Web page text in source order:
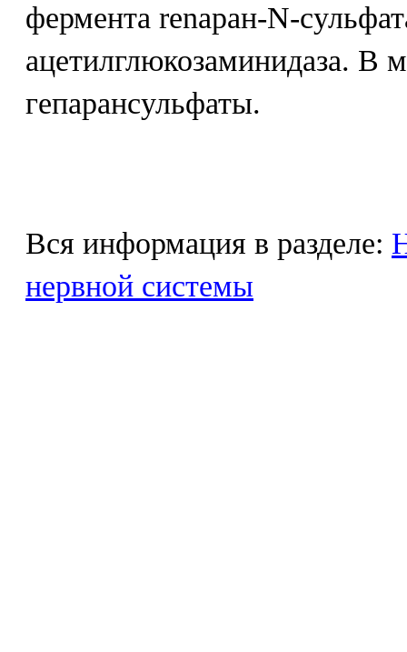
фермента renapaн-N-
ацетилглюкозаминидаза. В
гепарансульфаты.
Вся информация в разделе:
нервной системы